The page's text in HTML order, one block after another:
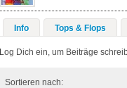
Info Tops & Flops
Log Dich ein, um Beiträge
Sortieren nach: